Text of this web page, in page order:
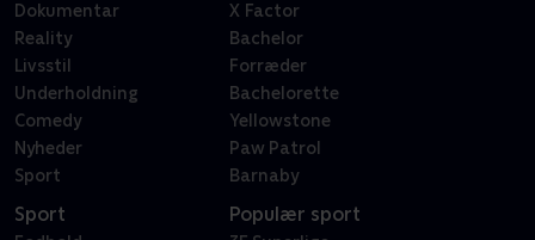
Dokumentar
Reality
Livsstil
Underholdning
Comedy
Nyheder
Sport
X Factor
Bachelor
Forræder
Bachelorette
Yellowstone
Paw Patrol
Barnaby
Sport Populær sport